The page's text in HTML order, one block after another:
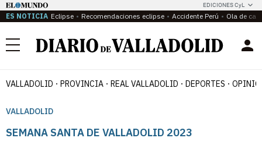
EDICIONES CyL
ES NOTICIA Eclipse Recomendaciones eclipse Accidente Perú Ola de
Menú
VALLADOLID PROVINCIA REAL VALLADOLID DEPORTES
VALLADOLID
SEMANA SANTA DE VALLADOLID 2023